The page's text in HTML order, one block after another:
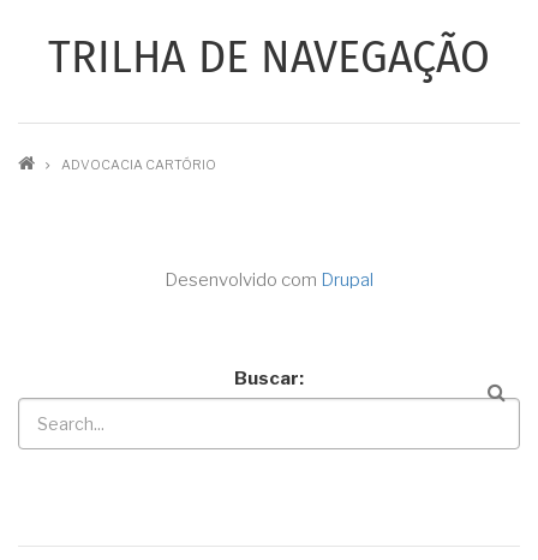
TRILHA DE NAVEGAÇÃO
ADVOCACIA CARTÓRIO
Desenvolvido com Drupal
Buscar